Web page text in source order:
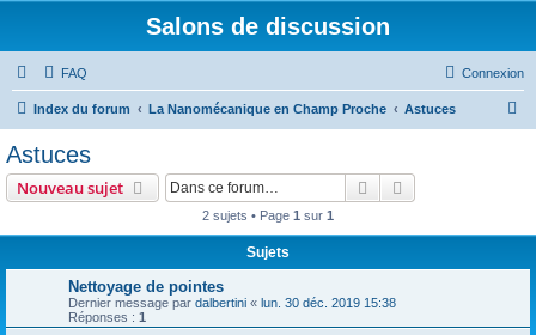
Salons de discussion
FAQ Connexion
Index du forum La Nanomécanique en Champ Proche Astuces
Astuces
Nouveau sujet Rechercher
2 sujets • Page 1 sur 1
Sujets
Nettoyage de pointes
Dernier message par dalbertini « lun. 30 déc. 2019 15:38
Réponses : 1